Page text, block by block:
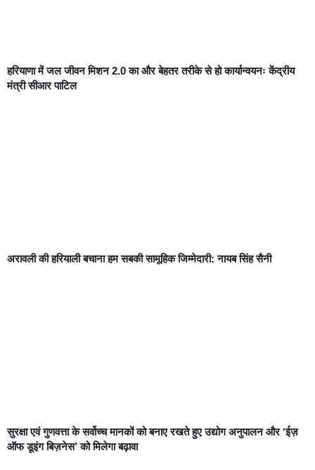
हरियाणा में जल जीवन मिशन 2.0 का और बेहतर तरीके से हो कार्यान्वयनः केंद्रीय
मंत्री सीआर पाटिल
अरावली की हरियाली बचाना हम सबकी सामूहिक जिम्मेदारी: नायब सिंह सैनी
सुरक्षा एवं गुणवत्ता के सर्वोच्च मानकों को बनाए रखते हुए उद्योग अनुपालन और ‘ईज़
ऑफ डूइंग बिज़नेस’ को मिलेगा बढ़ावा